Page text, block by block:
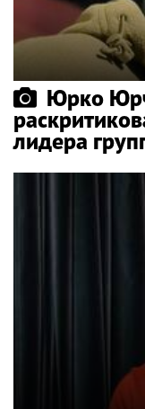
Юрко
лидера